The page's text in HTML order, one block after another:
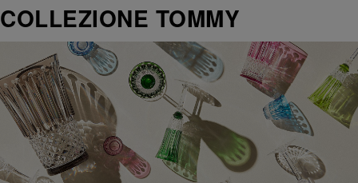
COLLEZIONE TOMMY